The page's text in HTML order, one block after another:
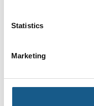
Statistics
Marketing